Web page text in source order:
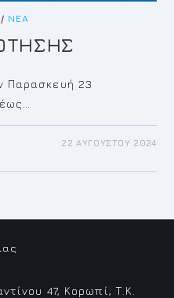
/ ΝΈΑ
Παρασκευή 23
22 ΑΥΓΟΎΣΤΟΥ 2024
47, Κορωπί, Τ.Κ.